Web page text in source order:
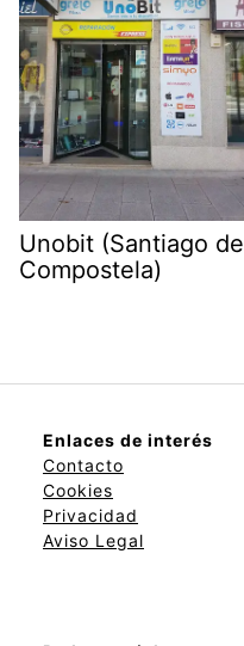
Unobit (Santiago de
Compostela)
Enlaces de interés
Contacto
Cookies
Privacidad
Aviso Legal